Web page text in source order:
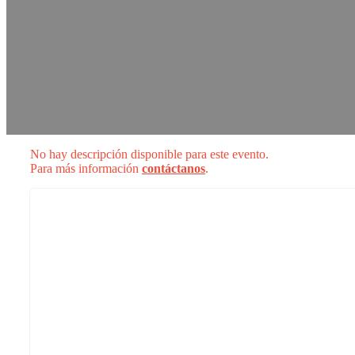
No hay descripción disponible para este evento.
Para más información contáctanos.